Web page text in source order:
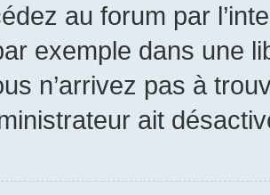
au forum par
exemple dans une
n’arrivez pas à
ait